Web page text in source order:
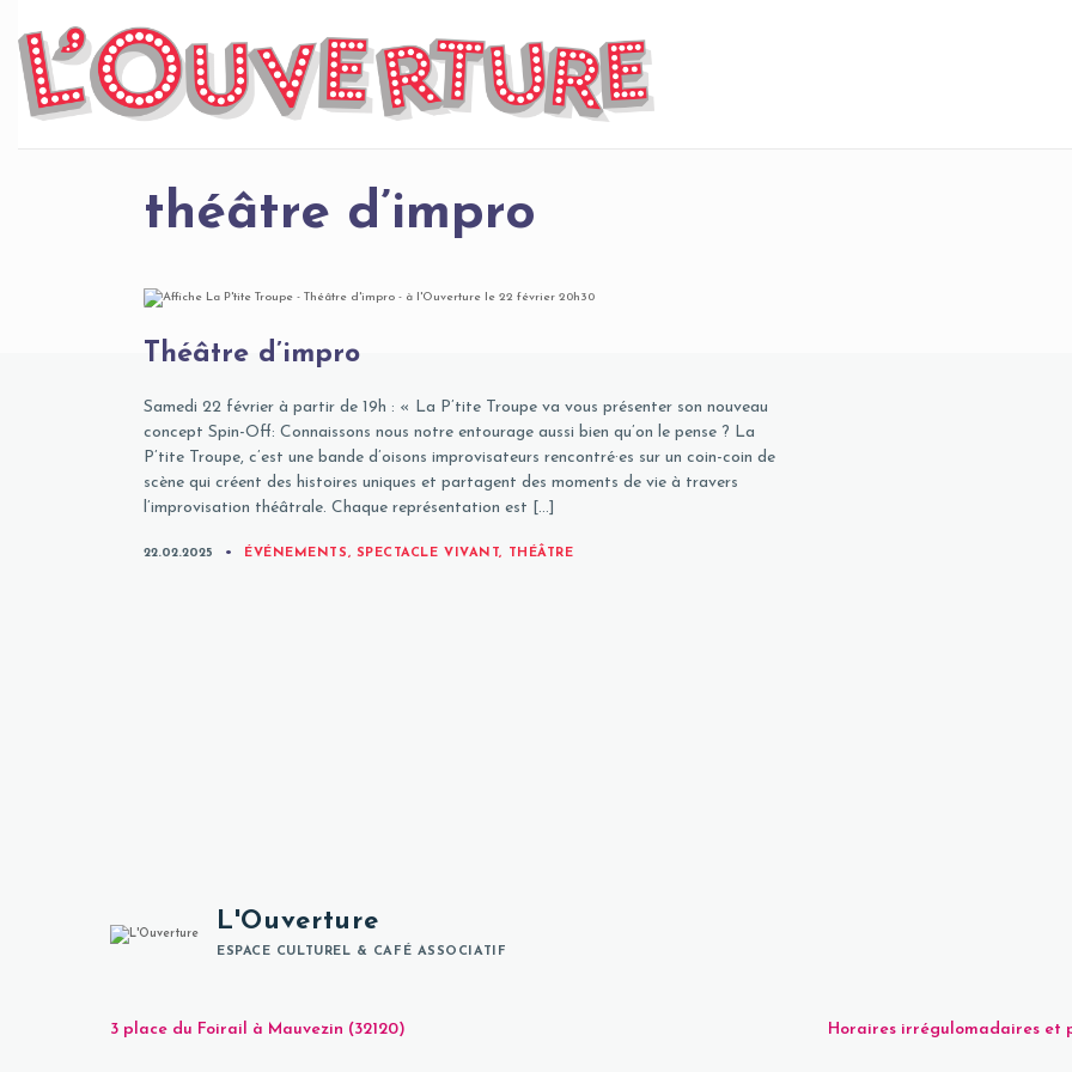
to
content
théâtre d’impro
Théâtre d’impro
Samedi 22 février à partir de 19h : « La P’tite Troupe va vous présenter son nouveau
concept Spin-Off: Connaissons nous notre entourage aussi bien qu’on le pense ? La
P’tite Troupe, c’est une bande d’oisons improvisateurs rencontré·es sur un coin-coin de
scène qui créent des histoires uniques et partagent des moments de vie à travers
l’improvisation théâtrale. Chaque représentation est […]
22.02.2025 CATEGORIES
ÉVÉNEMENTS, SPECTACLE VIVANT, THÉÂTRE
L'Ouverture
ESPACE CULTUREL & CAFÉ ASSOCIATIF
3 place du Foirail à Mauvezin (32120) Horaires irrégulomadaires et